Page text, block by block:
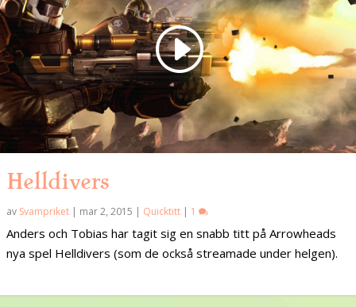
Helldivers
av Svampriket | mar 2, 2015 | Quicktitt | 1
Anders och Tobias har tagit sig en snabb titt på Arrowheads
nya spel Helldivers (som de också streamade under helgen).